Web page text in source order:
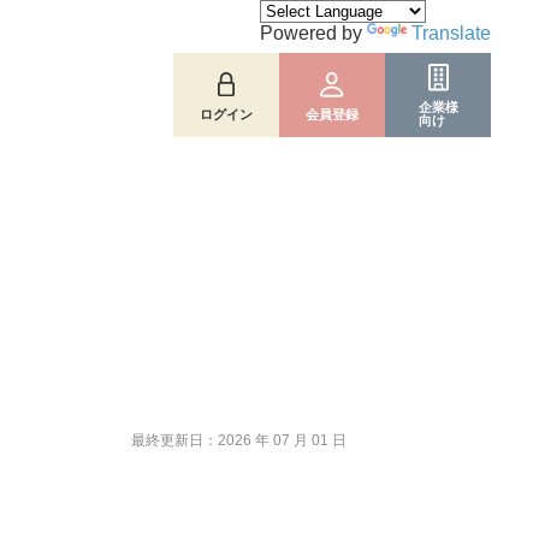
ログイン 会員登録
企業様
向け
Powered by Translate
最終更新日：2026 年 07 月 01 日